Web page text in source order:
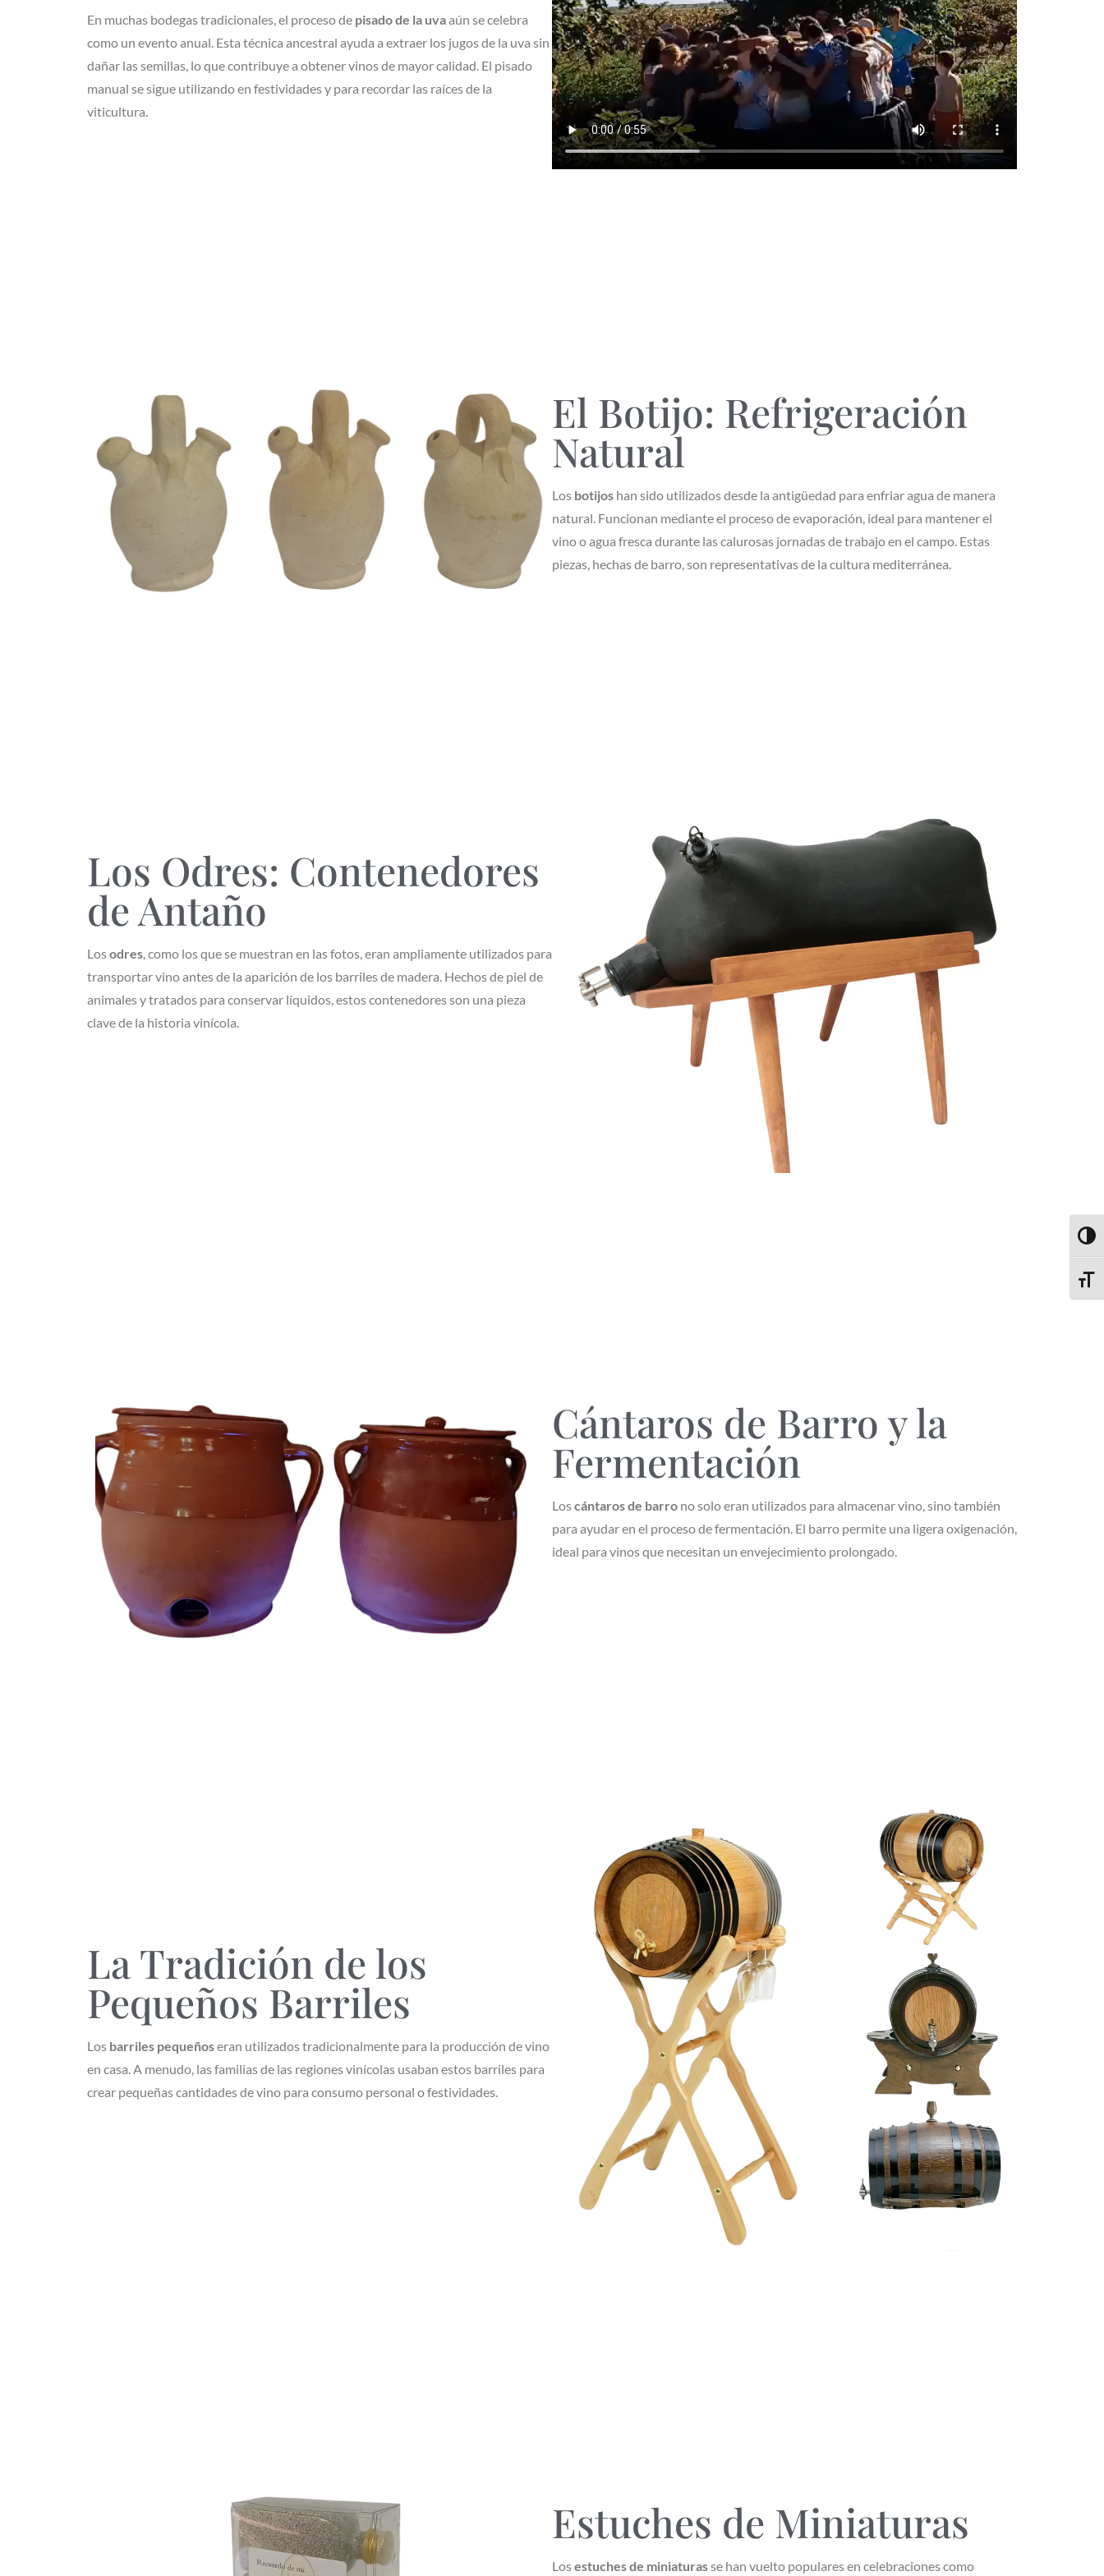
En muchas bodegas tradicionales, el proceso de pisado de la uvaaún se celebra
como un evento anual. Esta técnica ancestral ayuda a extraer los jugos de la uva sin
dañar las semillas, lo que contribuye a obtener vinos de mayor calidad. El pisado
manual se sigue utilizando en festividades y para recordar las raíces de la
viticultura.
El Botijo: Refrigeración
Natural
Los botijos han sido utilizados desde la antigüedad para enfriar agua de manera
natural. Funcionan mediante el proceso de evaporación, ideal para mantener el
vino o agua fresca durante las calurosas jornadas de trabajo en el campo. Estas
piezas, hechas de barro, son representativas de la cultura mediterránea.
Los Odres: Contenedores
de Antaño
Losodres, como los que se muestran en las fotos, eran ampliamente utilizados para
transportar vino antes de la aparición de los barriles de madera. Hechos de piel de
animales y tratados para conservar líquidos, estos contenedores son una pieza
clave de la historia vinícola.
Cántaros de Barro y la
Fermentación
Loscántaros de barro no solo eran utilizados para almacenar vino, sino también
para ayudar en el proceso de fermentación. El barro permite una ligera oxigenación,
ideal para vinos que necesitan un envejecimiento prolongado.
La Tradición de los
Pequeños Barriles
Los barriles pequeñoseran utilizados tradicionalmente para la producción de vino
en casa. A menudo, las familias de las regiones vinícolas usaban estos barriles para
crear pequeñas cantidades de vino para consumo personal o festividades.
Estuches de Miniaturas
Losestuches de miniaturasse han vuelto populares en celebraciones como